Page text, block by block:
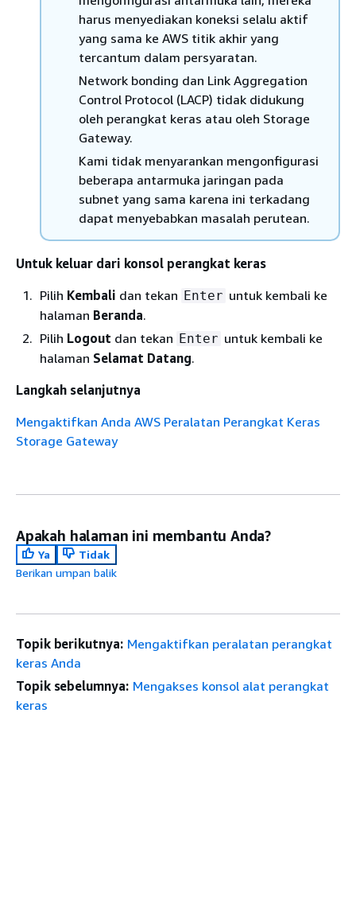
harus menyediakan koneksi selalu aktif
yang sama ke AWS titik akhir yang
tercantum dalam persyaratan.
Network bonding dan Link Aggregation
Control Protocol (LACP) tidak didukung
oleh perangkat keras atau oleh Storage
Gateway.
Kami tidak menyarankan mengonfigurasi
beberapa antarmuka jaringan pada
subnet yang sama karena ini terkadang
dapat menyebabkan masalah perutean.
Untuk keluar dari konsol perangkat keras
Pilih Kembali dan tekan Enter untuk kembali ke
halaman Beranda.
Pilih Logout dan tekan Enter untuk kembali ke
halaman Selamat Datang.
Langkah selanjutnya
Mengaktifkan Anda AWS Peralatan Perangkat Keras
Storage Gateway
Apakah halaman ini membantu Anda?
Ya
Tidak
Berikan umpan balik
Topik berikutnya: Mengaktifkan peralatan perangkat
keras Anda
Topik sebelumnya: Mengakses konsol alat perangkat
keras